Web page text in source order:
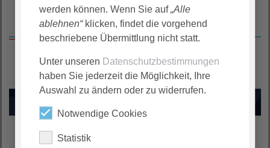
Gute Gründe für AGAPLESION
Faire Vergütung
Teilzeit / Flexible
Arbeitszeiten
Gesundheitsvorsorge
Entwicklungsmöglichkei
ten
Vereinbarkeit von Beruf
Betriebliche
werden können. Wenn Sie auf „Alle
ablehnen“klicken, findet die vorgehend
beschriebene Übermittlung nicht statt.
Unter unseren Datenschutzbestimmungen
haben Sie jederzeit die Möglichkeit, Ihre
Auswahl zu ändern oder zu widerrufen.
Notwendige Cookies
Statistik